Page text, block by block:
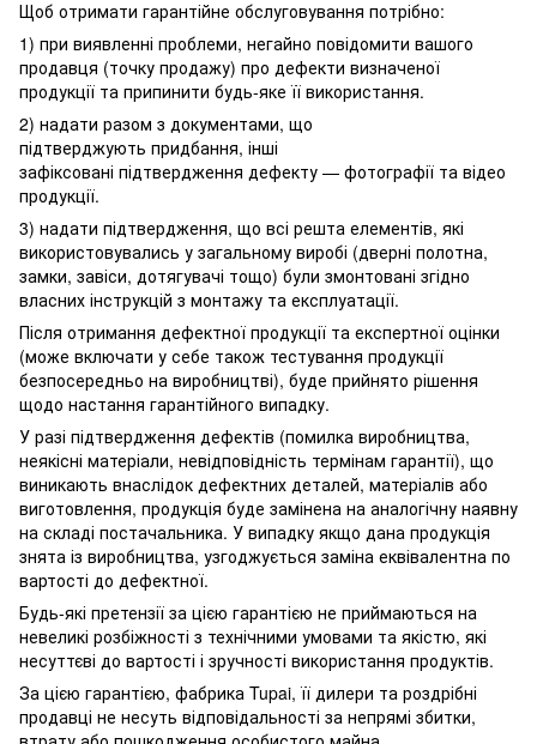
Щоб отримати гарантійне обслуговування потрібно:
1) при виявленні проблеми, негайно повідомити вашого
продавця (точку продажу) про дефекти визначеної
продукції та припинити будь-яке її використання.
2) надати разом з документами, що
підтверджують придбання, інші
зафіксовані підтвердження дефекту — фотографії та відео
продукції.
3) надати підтвердження, що всі решта елементів, які
використовувались у загальному виробі (дверні полотна,
замки, завіси, дотягувачі тощо) були змонтовані згідно
власних інструкцій з монтажу та експлуатації.
Після отримання дефектної продукції та експертної оцінки
(може включати у себе також тестування продукції
безпосередньо на виробництві), буде прийнято рішення
щодо настання гарантійного випадку.
У разі підтвердження дефектів (помилка виробництва,
неякісні матеріали, невідповідність термінам гарантії), що
виникають внаслідок дефектних деталей, матеріалів або
виготовлення, продукція буде замінена на аналогічну наявну
на складі постачальника. У випадку якщо дана продукція
знята із виробництва, узгоджується заміна еквівалентна по
вартості до дефектної.
Будь-які претензії за цією гарантією не приймаються на
невеликі розбіжності з технічними умовами та якістю, які
несуттєві до вартості і зручності використання продуктів.
За цією гарантією, фабрика Tupai, її дилери та роздрібні
продавці не несуть відповідальності за непрямі збитки,